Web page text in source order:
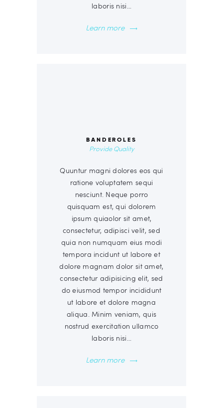
laboris nisi…
Learn more
BANDEROLES
Provide Quality
Quuntur magni dolores eos qui
ratione voluptatem sequi
nesciunt. Neque porro
quisquam est, qui dolorem
ipsum quiaolor sit amet,
consectetur, adipisci velit, sed
quia non numquam eius modi
tempora incidunt ut labore et
dolore magnam dolor sit amet,
consectetur adipisicing elit, sed
do eiusmod tempor incididunt
ut labore et dolore magna
aliqua. Minim veniam, quis
nostrud exercitation ullamco
laboris nisi…
Learn more